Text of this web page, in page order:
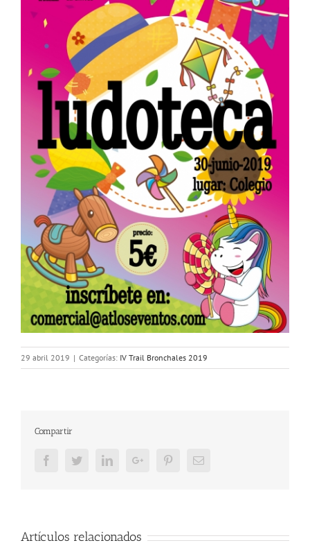
29 abril 2019 | Categorías: IV Trail Bronchales 2019
Compartir
FacebookTwitterLinkedInGoogle+ PinterestEmail
Artículos relacionados